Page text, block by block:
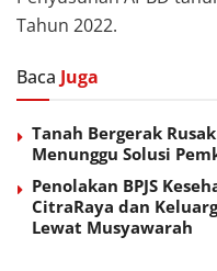
Tahun 2022.
Baca Juga
Tanah Bergerak
Menunggu Solusi
Penolakan BPJS
CitraRaya dan
Lewat Musyawarah